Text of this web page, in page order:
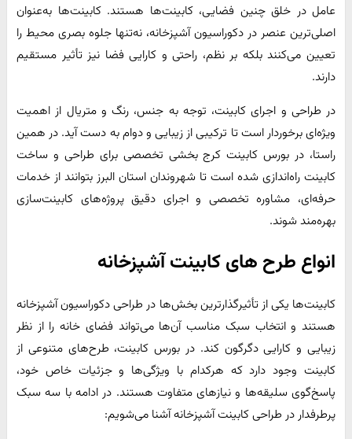
عامل در خلق چنین فضایی، کابینت‌ها هستند. کابینت‌ها به‌عنوان
اصلی‌ترین عنصر در دکوراسیون آشپزخانه، نه‌تنها جلوه بصری محیط را
تعیین می‌کنند بلکه بر نظم، راحتی و کارایی فضا نیز تأثیر مستقیم
دارند.
در طراحی و اجرای کابینت، توجه به جنس، رنگ و متریال از اهمیت
ویژه‌ای برخوردار است تا ترکیبی از زیبایی و دوام به دست آید. در همین
راستا، در بورس کابینت کرج بخشی تخصصی برای طراحی و ساخت
کابینت راه‌اندازی شده است تا شهروندان استان البرز بتوانند از خدمات
حرفه‌ای، مشاوره تخصصی و اجرای دقیق پروژه‌های کابینت‌سازی
بهره‌مند شوند.
انواع طرح های کابینت آشپزخانه
کابینت‌ها یکی از تأثیرگذارترین بخش‌ها در طراحی دکوراسیون آشپزخانه
هستند و انتخاب سبک مناسب آن‌ها می‌تواند فضای خانه را از نظر
زیبایی و کارایی دگرگون کند. در بورس کابینت، طرح‌های متنوعی از
کابینت وجود دارد که هرکدام با ویژگی‌ها و جزئیات خاص خود،
پاسخ‌گوی سلیقه‌ها و نیازهای متفاوت هستند. در ادامه با سه سبک
پرطرفدار در طراحی کابینت آشپزخانه آشنا می‌شویم: